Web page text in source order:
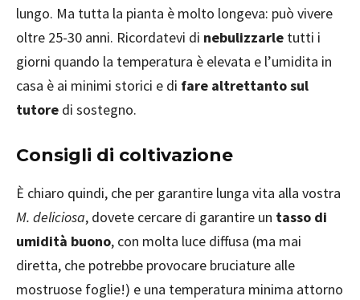
lungo. Ma tutta la pianta è molto longeva: può vivere
oltre 25-30 anni. Ricordatevi di nebulizzarle tutti i
giorni quando la temperatura è elevata e l’umidita in
casa è ai minimi storici e di fare altrettanto sul
tutore di sostegno.
Consigli di coltivazione
È chiaro quindi, che per garantire lunga vita alla vostra
M. deliciosa, dovete cercare di garantire un tasso di
umidità buono, con molta luce diffusa (ma mai
diretta, che potrebbe provocare bruciature alle
mostruose foglie!) e una temperatura minima attorno